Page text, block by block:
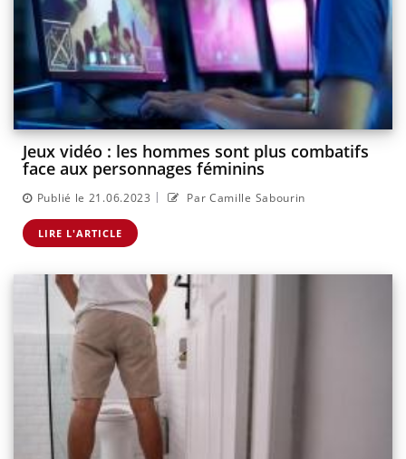
Jeux vidéo : les hommes sont plus combatifs
face aux personnages féminins
Publié le 21.06.2023 | Par Camille Sabourin
LIRE L'ARTICLE